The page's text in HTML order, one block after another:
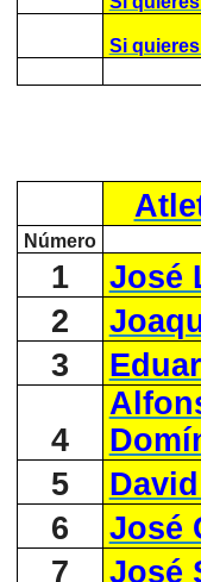
Si
Número
1
José
2
3
4
5
6
José
7
José